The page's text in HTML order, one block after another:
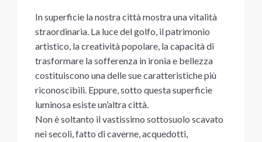
In superficie la nostra città mostra una vitalità
straordinaria. La luce del golfo, il patrimonio
artistico, la creatività popolare, la capacità di
trasformare la sofferenza in ironia e bellezza
costituiscono una delle sue caratteristiche più
riconoscibili. Eppure, sotto questa superficie
luminosa esiste un’altra città.
Non è soltanto il vastissimo sottosuolo scavato
nei secoli, fatto di caverne, acquedotti,